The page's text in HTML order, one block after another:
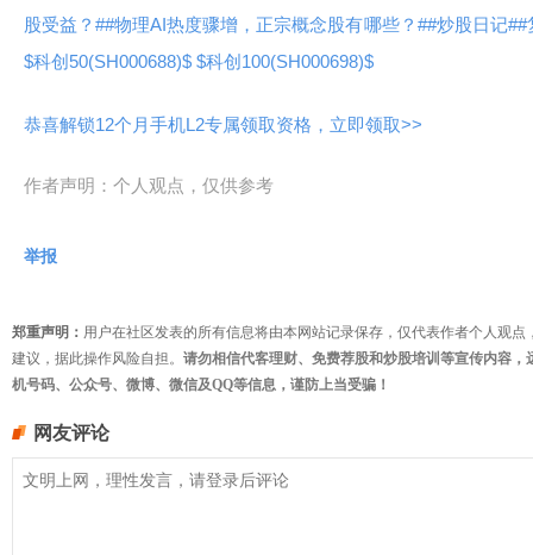
股受益？##物理AI热度骤增，正宗概念股有哪些？##炒股日记##
$科创50(SH000688)$ $科创100(SH000698)$
恭喜解锁12个月手机L2专属领取资格，立即领取>>
作者声明：个人观点，仅供参考
举报
郑重声明： 用户在社区发表的所有信息将由本网站记录保存，仅代表作者个人观
建议，据此操作风险自担。 请勿相信代客理财、免费荐股和炒股培训等宣传内容
机号码、公众号、微博、微信及QQ等信息，谨防上当受骗！
网友评论